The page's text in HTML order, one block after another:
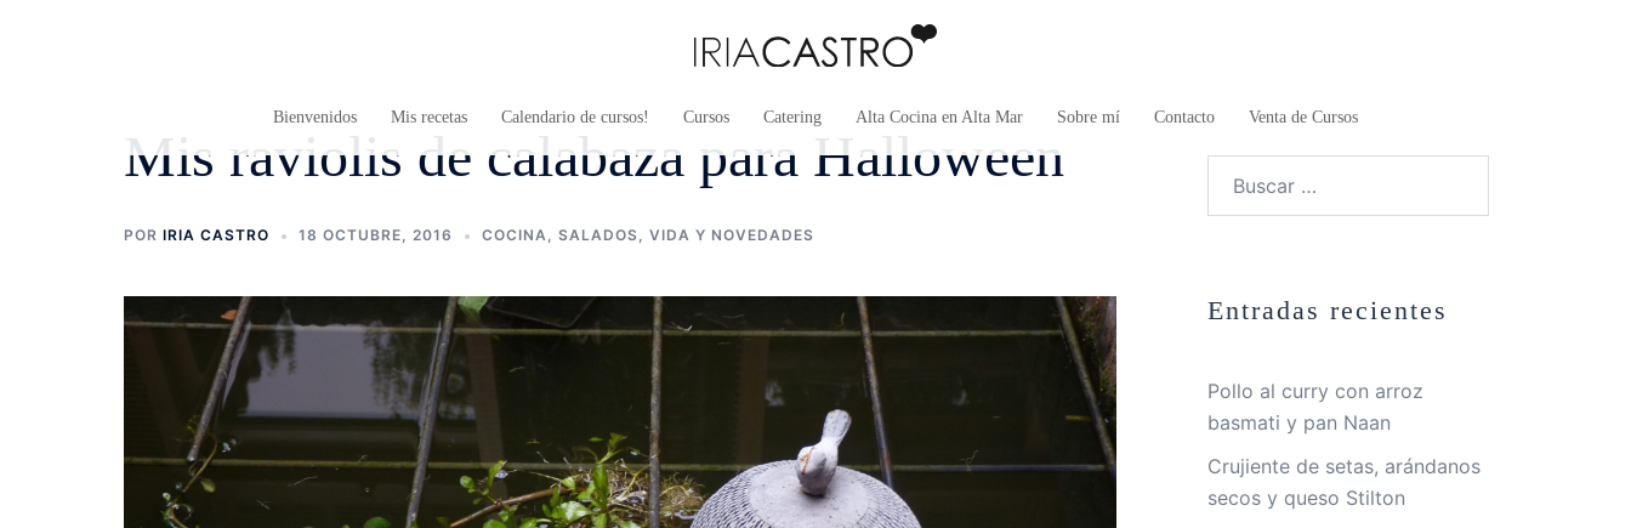
Bienvenidos Mis recetas Calendario de cursos! Cursos Catering Alta Cocina en Alta Mar Sobre mí Contacto Venta de Cursos
Mis raviolis de calabaza para Halloween
POR IRIA CASTRO 18 OCTUBRE, 2016 COCINA, SALADOS, VIDA Y NOVEDADES
Entradas recientes
Pollo al curry con arroz
basmati y pan Naan
Crujiente de setas, arándanos
secos y queso Stilton